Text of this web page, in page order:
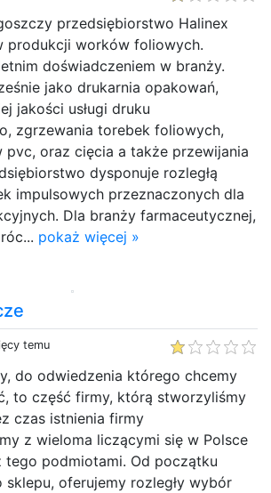
przedsiębiorstwo Halinex
produkcji worków foliowych.
doświadczeniem w branży.
jako drukarnia opakowań,
jakości usługi druku
zgrzewania torebek foliowych,
pvc, oraz cięcia a także przewijania
dysponuje rozległą
impulsowych przeznaczonych dla
Dla branży farmaceutycznej,
pokaż więcej »
temu
do odwiedzenia którego chcemy
to część firmy, którą stworzyliśmy
czas istnienia firmy
z wieloma liczącymi się w Polsce
tego podmiotami. Od początku
sklepu, oferujemy rozległy wybór